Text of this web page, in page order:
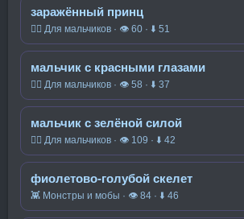
заражённый принц
🧍‍♂️ Для мальчиков · 👁 60 · ⬇ 51
мальчик с красными глазами
🧍‍♂️ Для мальчиков · 👁 58 · ⬇ 37
мальчик с зелёной силой
🧍‍♂️ Для мальчиков · 👁 109 · ⬇ 42
фиолетово-голубой скелет
👾 Монстры и мобы · 👁 84 · ⬇ 46